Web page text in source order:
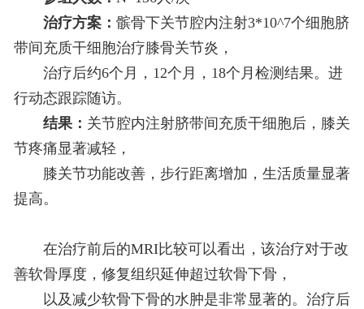
治疗方案： 髌骨下关节腔内注射3*10^7个细胞脐
带间充质干细胞治疗膝骨关节炎，
治疗后约6个月，12个月，18个月检测结果。进
行动态跟踪随访。
结果： 关节腔内注射脐带间充质干细胞后，膝关
节疼痛显著减轻，
膝关节功能改善，步行距离增加，生活质量显著
提高。
在治疗前后的MRI比较可以看出，该治疗对于改
善软骨厚度，修复组织延伸超过软骨下骨，
以及减少软骨下骨的水肿是非常显著的。治疗后